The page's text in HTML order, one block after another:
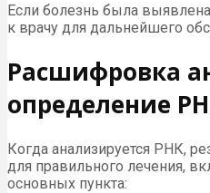
Если болезнь была
к врачу для дальнейшего
Расшифровка
определение
Когда анализируется РНК,
для правильного лечения,
основных пункта: